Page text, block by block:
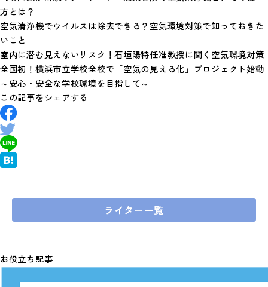
方とは？
空気清浄機でウイルスは除去できる？空気環境対策で知っておきた
いこと
室内に潜む見えないリスク！石垣陽特任准教授に聞く空気環境対策
全国初！横浜市立学校全校で「空気の見える化」プロジェクト始動
～安心・安全な学校環境を目指して～
この記事をシェアする
ライター一覧
お役立ち記事